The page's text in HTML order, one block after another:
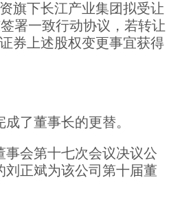
旗下长江产业集团拟受让
署一致行动协议，若转让
券上述股权变更事宜获得
了董事长的更替。
事会第十七次会议决议公
正斌为该公司第十届董